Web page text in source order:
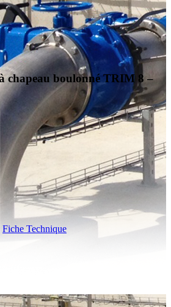
chapeau boulonné TRIM 8 –
Fiche Technique